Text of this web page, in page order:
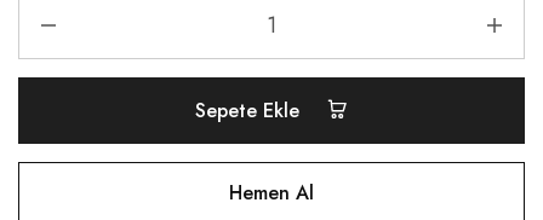
Sepete Ekle
Hemen Al